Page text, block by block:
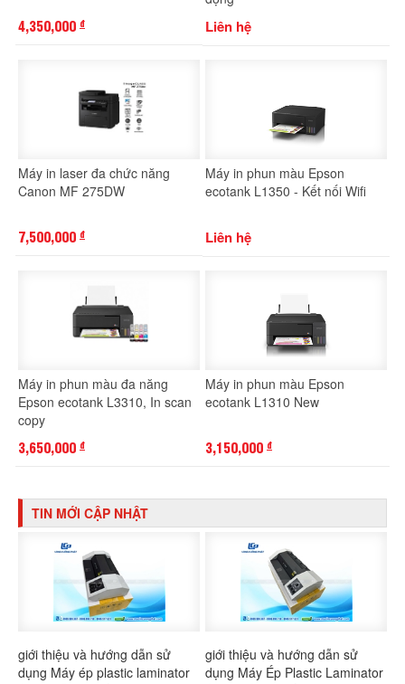
4,350,000 đ Liên hệ
Máy in laser đa chức năng
Canon MF 275DW
7,500,000 đ
Máy in phun màu Epson
ecotank L1350 - Kết nối Wifi
Liên hệ
Máy in phun màu đa năng
Epson ecotank L3310, In scan
copy
3,650,000 đ
Máy in phun màu Epson
ecotank L1310 New
3,150,000 đ
TIN MỚI CẬP NHẬT
giới thiệu và hướng dẫn sử
dụng Máy ép plastic laminator
giới thiệu và hướng dẫn sử
dụng Máy Ép Plastic Laminator